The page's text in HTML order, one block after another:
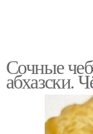
Сочные
абхазски.